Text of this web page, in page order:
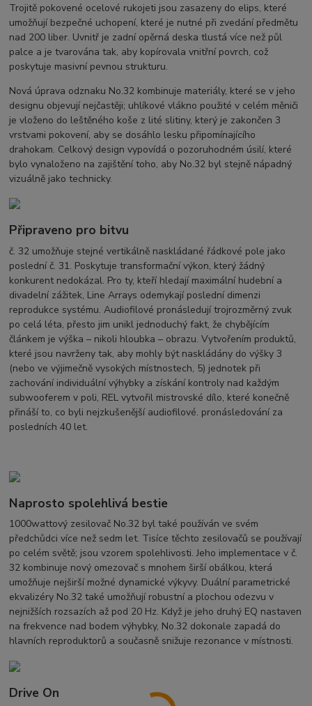
Trojitě pokovené ocelové rukojeti jsou zasazeny do elips, které
umožňují bezpečné uchopení, které je nutné při zvedání předmětu
nad 200 liber. Uvnitř je zadní opěrná deska tlustá více než půl
palce a je tvarována tak, aby kopírovala vnitřní povrch, což
poskytuje masivní pevnou strukturu.
Nová úprava odznaku No.32 kombinuje materiály, které se v jeho
designu objevují nejčastěji; uhlíkové vlákno použité v celém měniči
je vloženo do leštěného koše z lité slitiny, který je zakončen 3
vrstvami pokovení, aby se dosáhlo lesku připomínajícího
drahokam. Celkový design vypovídá o pozoruhodném úsilí, které
bylo vynaloženo na zajištění toho, aby No.32 byl stejně nápadný
vizuálně jako technicky.
Připraveno pro bitvu
č. 32 umožňuje stejné vertikálně naskládané řádkové pole jako
poslední č. 31. Poskytuje transformační výkon, který žádný
konkurent nedokázal. Pro ty, kteří hledají maximální hudební a
divadelní zážitek, Line Arrays odemykají poslední dimenzi
reprodukce systému. Audiofilové pronásledují trojrozměrný zvuk
po celá léta, přesto jim unikl jednoduchý fakt, že chybějícím
článkem je výška – nikoli hloubka – obrazu. Vytvořením produktů,
které jsou navrženy tak, aby mohly být naskládány do výšky 3
(nebo ve výjimečně vysokých místnostech, 5) jednotek při
zachování individuální výhybky a získání kontroly nad každým
subwooferem v poli, REL vytvořil mistrovské dílo, které konečně
přináší to, co byli nejzkušenější audiofilové. pronásledování za
posledních 40 let.
Naprosto spolehlivá bestie
1000wattový zesilovač No.32 byl také používán ve svém
předchůdci více než sedm let. Tisíce těchto zesilovačů se používají
po celém světě; jsou vzorem spolehlivosti. Jeho implementace v č.
32 kombinuje nový omezovač s mnohem širší obálkou, která
umožňuje nejširší možné dynamické výkyvy. Duální parametrické
ekvalizéry No.32 také umožňují robustní a plochou odezvu v
nejnižších rozsazích až pod 20 Hz. Když je jeho druhý EQ nastaven
na frekvence nad bodem výhybky, No.32 dokonale zapadá do
hlavních reproduktorů a současně snižuje rezonance v místnosti.
Drive On